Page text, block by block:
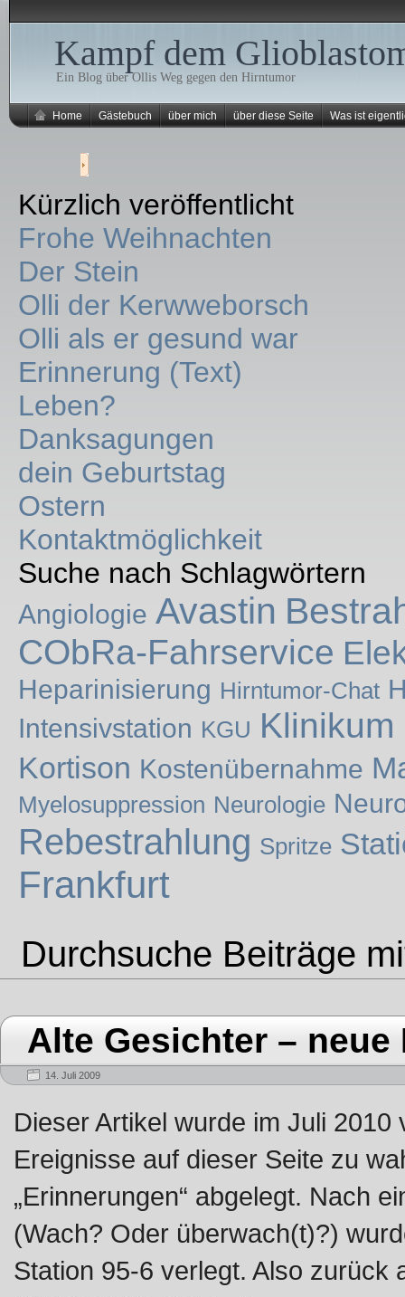
Kampf dem
Ein Blog über Ollis Weg gegen den Hirntumor
Home Gästebuch über mich über diese Seite Was ist
Kürzlich veröffentlicht
Frohe Weihnachten
Der Stein
Olli der Kerwweborsch
Olli als er gesund war
Erinnerung (Text)
Leben?
Danksagungen
dein Geburtstag
Ostern
Kontaktmöglichkeit
Suche nach Schlagwörtern
Angiologie Avastin
CObRa-Fahrservice
Heparinisierung Hirntumor-Chat
Intensivstation KGU
Kortison Kostenübernahme
Myelosuppression Neurologie
Rebestrahlung Spritze
Frankfurt
Durchsuche Beiträge
Alte Gesichter – neue
14. Juli 2009
Dieser Artikel wurde im Juli
Ereignisse auf dieser Seite zu
„Erinnerungen“ abgelegt. Nach
(Wach? Oder überwach(t)?)
Station 95-6 verlegt. Also zurück